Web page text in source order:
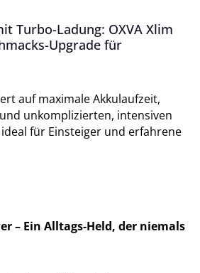
Turbo-Ladung: OXVA Xlim
Upgrade für
auf maximale Akkulaufzeit,
unkomplizierten, intensiven
ideal für Einsteiger und erfahrene
– Ein Alltags-Held, der niemals